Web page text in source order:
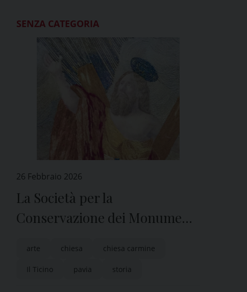
SENZA CATEGORIA
26 Febbraio 2026
La Società per la
Conservazione dei Monumenti
Carmine
arte chiesa chiesa carmine
Il Ticino pavia storia